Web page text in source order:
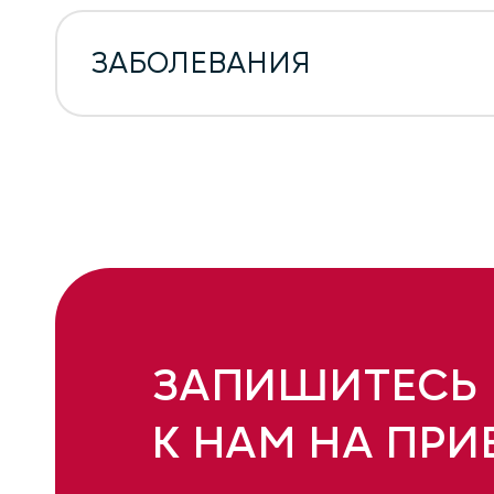
ЗАБОЛЕВАНИЯ
ЗАПИШИТЕСЬ
К НАМ НА